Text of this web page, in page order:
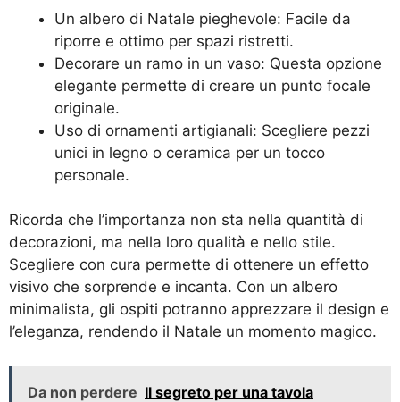
Un albero di Natale pieghevole: Facile da
riporre e ottimo per spazi ristretti.
Decorare un ramo in un vaso: Questa opzione
elegante permette di creare un punto focale
originale.
Uso di ornamenti artigianali: Scegliere pezzi
unici in legno o ceramica per un tocco
personale.
Ricorda che l’importanza non sta nella quantità di
decorazioni, ma nella loro qualità e nello stile.
Scegliere con cura permette di ottenere un effetto
visivo che sorprende e incanta. Con un albero
minimalista, gli ospiti potranno apprezzare il design e
l’eleganza, rendendo il Natale un momento magico.
Da non perdere Il segreto per una tavola